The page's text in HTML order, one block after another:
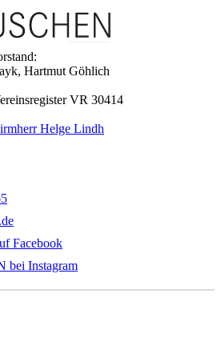
Hartmut Göhlich
VR 30414
Helge Lindh
Facebook
bei Instagram